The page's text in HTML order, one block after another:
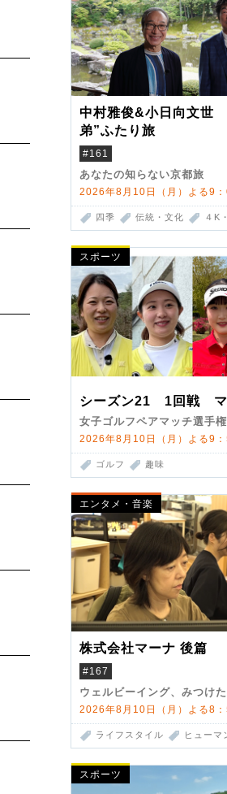
中村雅俊&小日向文世
弟”ふたり旅
#161
あなたの知らない京都旅
2026年8月10日（月）よる9
四季 伝統・文化 ４K
スポーツ
シーズン21 1回戦 マ
女子ゴルフペアマッチ選手権
2026年8月10日（月）よる9
ゴルフ 趣味
エンタメ・音楽
株式会社マーナ 後篇
#167
ウェルビーイング、みつけた
2026年8月10日（月）よる8
ライフスタイル ヒューマ
スポーツ